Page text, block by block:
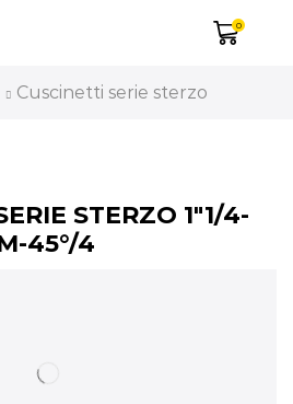
0
Cuscinetti serie sterzo
STERZO 1″1/4-
45°/4